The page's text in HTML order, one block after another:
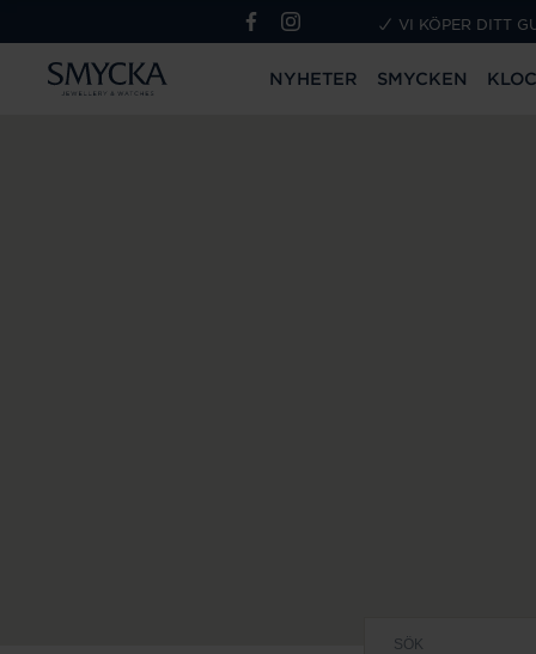
VI KÖPER DITT
NYHETER SMYCKEN